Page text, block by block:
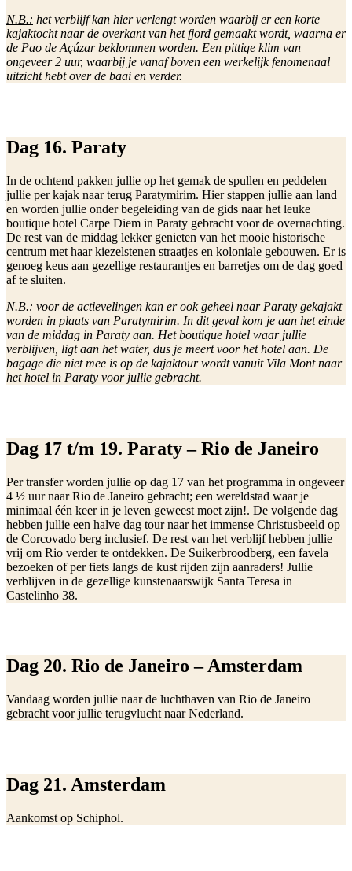
N.B.: het verblijf kan hier verlengt worden waarbij er een korte
kajaktocht naar de overkant van het fjord gemaakt wordt, waarna er
de Pao de Açúzar beklommen worden. Een pittige klim van
ongeveer 2 uur, waarbij je vanaf boven een werkelijk fenomenaal
uitzicht hebt over de baai en verder.
Dag 16. Paraty
In de ochtend pakken jullie op het gemak de spullen en peddelen
jullie per kajak naar terug Paratymirim. Hier stappen jullie aan land
en worden jullie onder begeleiding van de gids naar het leuke
boutique hotel Carpe Diem in Paraty gebracht voor de overnachting.
De rest van de middag lekker genieten van het mooie historische
centrum met haar kiezelstenen straatjes en koloniale gebouwen. Er is
genoeg keus aan gezellige restaurantjes en barretjes om de dag goed
af te sluiten.
N.B.: voor de actievelingen kan er ook geheel naar Paraty gekajakt
worden in plaats van Paratymirim. In dit geval kom je aan het einde
van de middag in Paraty aan. Het boutique hotel waar jullie
verblijven, ligt aan het water, dus je meert voor het hotel aan. De
bagage die niet mee is op de kajaktour wordt vanuit Vila Mont naar
het hotel in Paraty voor jullie gebracht.
Dag 17 t/m 19. Paraty – Rio de Janeiro
Per transfer worden jullie op dag 17 van het programma in ongeveer
4 ½ uur naar Rio de Janeiro gebracht; een wereldstad waar je
minimaal één keer in je leven geweest moet zijn!. De volgende dag
hebben jullie een halve dag tour naar het immense Christusbeeld op
de Corcovado berg inclusief. De rest van het verblijf hebben jullie
vrij om Rio verder te ontdekken. De Suikerbroodberg, een favela
bezoeken of per fiets langs de kust rijden zijn aanraders! Jullie
verblijven in de gezellige kunstenaarswijk Santa Teresa in
Castelinho 38.
Dag 20. Rio de Janeiro – Amsterdam
Vandaag worden jullie naar de luchthaven van Rio de Janeiro
gebracht voor jullie terugvlucht naar Nederland.
Dag 21. Amsterdam
Aankomst op Schiphol.